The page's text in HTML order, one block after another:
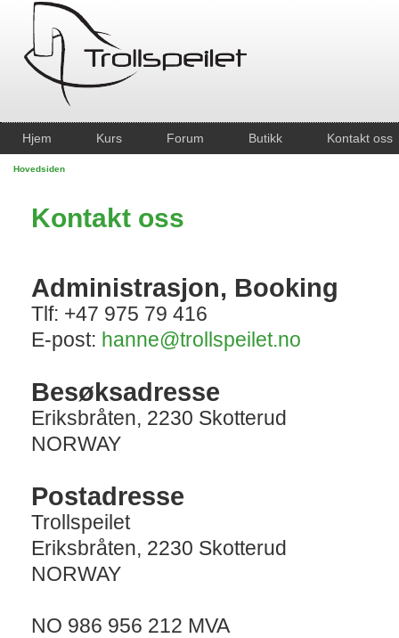
Hjem Kurs Forum Butikk Kontakt oss
Hovedsiden
Kontakt oss
Administrasjon, Booking
Tlf: +47 975 79 416
E-post: hanne@trollspeilet.no
Besøksadresse
Eriksbråten, 2230 Skotterud
NORWAY
Postadresse
Trollspeilet
Eriksbråten, 2230 Skotterud
NORWAY
NO 986 956 212 MVA